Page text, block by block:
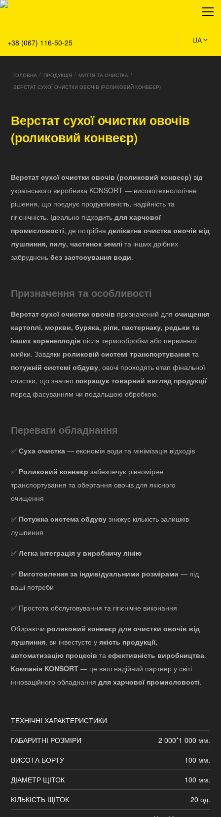
+38 (067) 116-50-25 UA
Про нас
Сервіс
Рішення
Команда
Новини
Контакти
ГОЛОВНА / ПРОДУКЦІЯ / МИТТЯ ТА ОЧИСТКА /
ВЕРСТАТ СУХОЇ ОЧИСТКИ ОВОЧІВ (РОЛИКОВИЙ КОНВЕЄР)
Верстат сухої очистки овочів
(роликовий конвеєр)
Верстат сухої очистки овочів (роликовий конвеєр) від
українського виробника KONSORT — високотехнологічне
рішення, що поєднує продуктивність, надійність та
гігієнічність. Ідеально підходитьдля харчової
промисловості, де потрібнаделікатна очистка овочів від
лушпиння, пилу, частинок землі та інших дрібних
забрудненьбез застосування води.
Призначення та особливості
Верстат сухої очистки овочів призначений дляочищення
картоплі, моркви, буряка, ріпи, пастернаку, редьки та
інших коренеплодів після термообробки або первинної
мийки. Завдяки роликовій системі транспортування та
потужній системі обдуву, овочі проходять етап фінальної
очистки, що значно покращує товарний вигляд продукції
перед фасуванням чи подальшою обробкою.
Переваги обладнання
✅Суха очистка — економія води та мінімізація відходів
✅ Роликовий конвеєр забезпечує рівномірне
транспортування та обертання овочів для якісного
очищення
✅ Потужна система обдуву знижує кількість залишків
лушпиння
✅Легка інтеграція у виробничу лінію
✅ Виготовлення за індивідуальними розмірами — під
ваші потреби
✅ Простота обслуговування та гігієнічне виконання
Обираючи роликовий конвеєр для очистки овочів від
лушпиння, ви інвестуєте уякість продукції,
автоматизацію процесів таефективність виробництва.
Компанія KONSORT — це ваш надійний партнер у світі
інноваційного обладнаннядля харчової промисловості.
ТЕХНІЧНІ ХАРАКТЕРИСТИКИ
ГАБАРИТНІ РОЗМІРИ
2 000*1 000 мм.
ВИСОТА БОРТУ
100 мм.
ДІАМЕТР ЩІТОК
100 мм.
КІЛЬКІСТЬ ЩІТОК
20 од.